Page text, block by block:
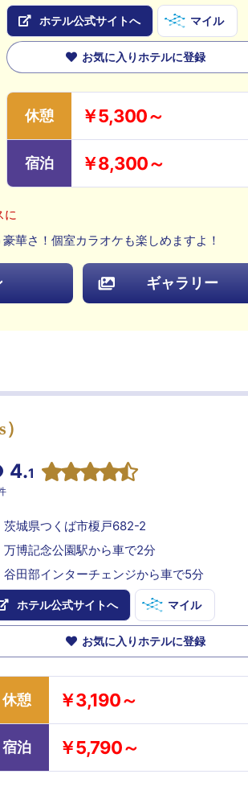
ホテル公式サイトへ マイル
お気に入りホテルに登録
休憩 ￥5,300～
宿泊 ￥8,300～
に
華さ！個室カラオケも楽しめますよ！
ギャラリー
4.1
茨城県つくば市榎戸682-2
万博記念公園駅から車で2分
谷田部インターチェンジから車で5分
ホテル公式サイトへ マイル
お気に入りホテルに登録
休憩 ￥3,190～
宿泊 ￥5,790～